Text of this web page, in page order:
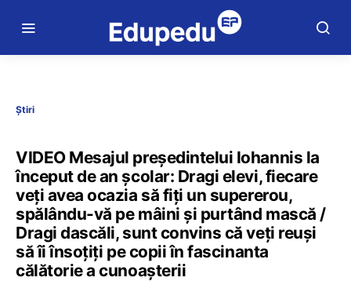
Știri
VIDEO Mesajul președintelui Iohannis la
început de an școlar: Dragi elevi, fiecare
veți avea ocazia să fiți un supererou,
spălându-vă pe mâini și purtând mască /
Dragi dascăli, sunt convins că veți reuși
să îi însoțiți pe copii în fascinanta
călătorie a cunoașterii